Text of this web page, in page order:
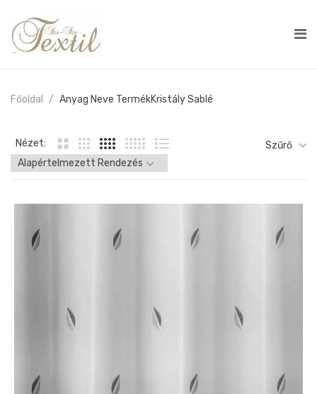
Főoldal Anyag Neve TermékKristály Sablé
Nézet: Szűrő